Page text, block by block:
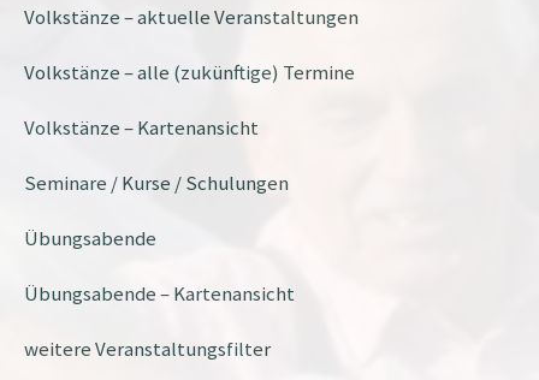
Volkstänze – aktuelle Veranstaltungen
Volkstänze – alle (zukünftige) Termine
Volkstänze – Kartenansicht
Seminare / Kurse / Schulungen
Übungsabende
Übungsabende – Kartenansicht
weitere Veranstaltungsfilter